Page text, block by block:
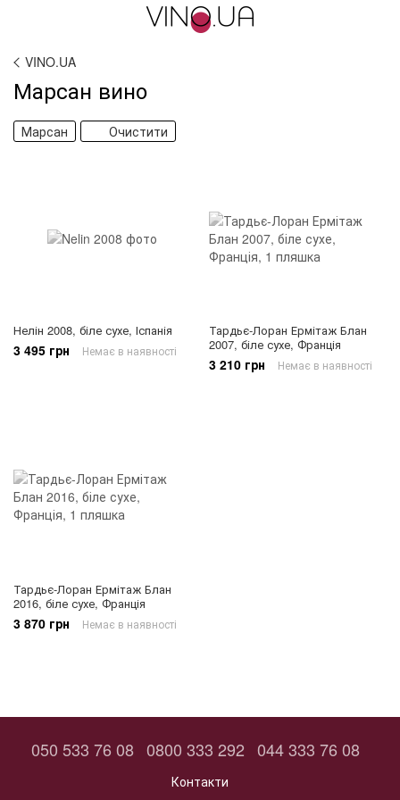
VINO.UA
Марсан вино
Марсан Очистити
Нелін 2008, біле сухе, Іспанія
3 495 грн Немає в наявності
Тардьє-Лоран Ермітаж Блан
2007, біле сухе, Франція
3 210 грн Немає в наявності
Тардьє-Лоран Ермітаж Блан
2016, біле сухе, Франція
3 870 грн Немає в наявності
050 533 76 08 0800 333 292 044 333 76 08
Контакти